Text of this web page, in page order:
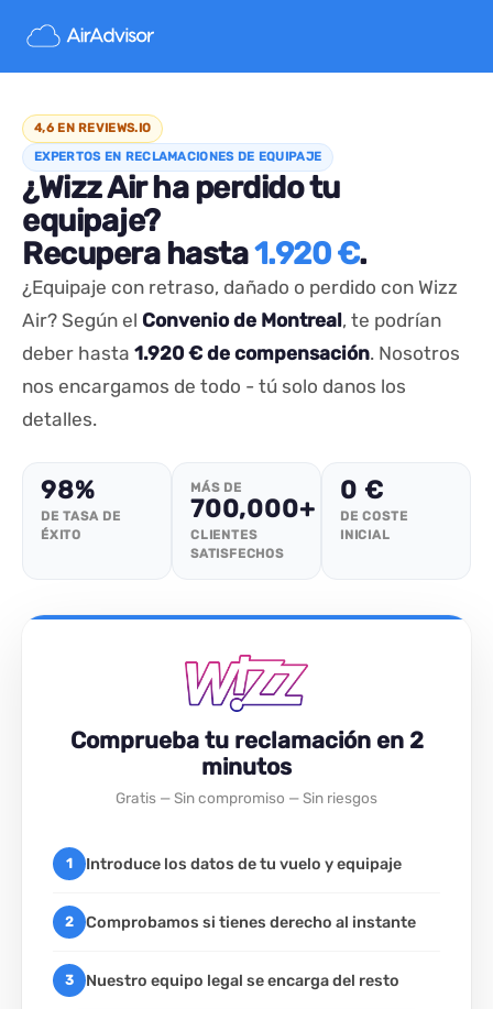
4,6 EN REVIEWS.IO
EXPERTOS EN RECLAMACIONES DE EQUIPAJE
¿Wizz Air ha perdido tu
equipaje?
Recupera hasta1.920 €.
¿Equipaje con retraso, dañado o perdido con Wizz
Air? Según el Convenio de Montreal, te podrían
deber hasta 1.920 € de compensación. Nosotros
nos encargamos de todo - tú solo danos los
detalles.
98%
DE TASA DE
ÉXITO
MÁS DE
700,000+
CLIENTES
SATISFECHOS
0 €
DE COSTE
INICIAL
Comprueba tu reclamación en 2
minutos
Gratis — Sin compromiso — Sin riesgos
1 Introduce los datos de tu vuelo y equipaje
2 Comprobamos si tienes derecho al instante
3 Nuestro equipo legal se encarga del resto